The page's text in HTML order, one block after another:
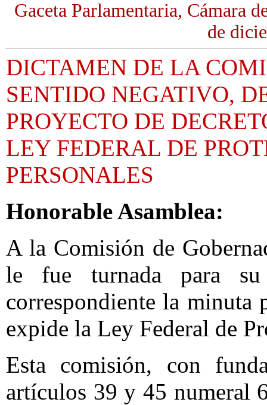
Gaceta Parlamentaria, Cámara
de
DICTAMEN DE LA
SENTIDO NEGATIVO,
PROYECTO DE
LEY FEDERAL DE
PERSONALES
Honorable Asamblea:
A la Comisión de
le fue turnada para
correspondiente la minuta
expide la Ley Federal de
Esta comisión, con
artículos 39 y 45 numeral